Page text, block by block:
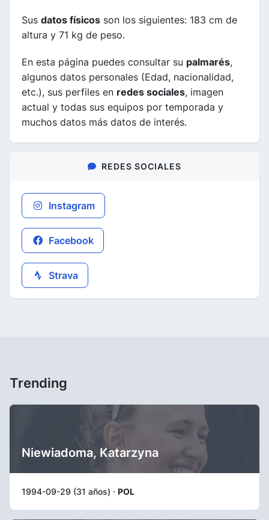
Sus datos físicos son los siguientes: 183 cm de
altura y 71 kg de peso.
En esta página puedes consultar su palmarés,
algunos datos personales (Edad, nacionalidad,
etc.), sus perfiles en redes sociales, imagen
actual y todas sus equipos por temporada y
muchos datos más datos de interés.
REDES SOCIALES
Instagram
Facebook
Strava
Trending
Niewiadoma, Katarzyna
1994-09-29 (31 años) · POL